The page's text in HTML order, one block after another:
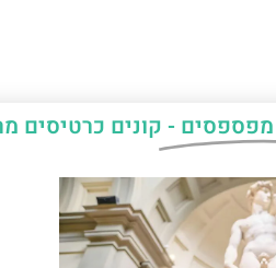
- קונים כרטיסים